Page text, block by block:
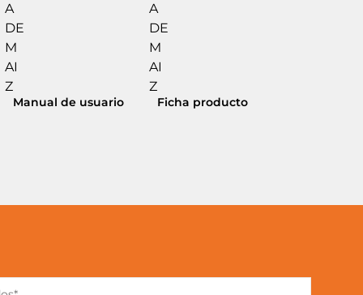
Manual de usuario Ficha producto